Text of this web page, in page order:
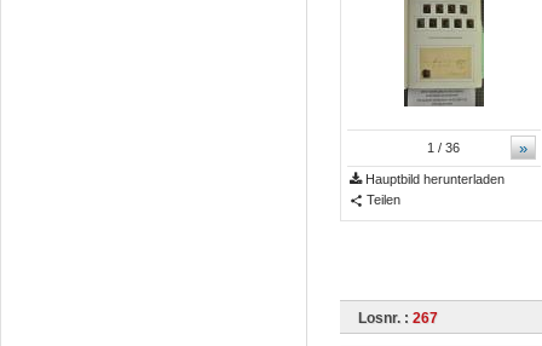
»
1 / 36
Hauptbild herunterladen
Teilen
Losnr. : 267